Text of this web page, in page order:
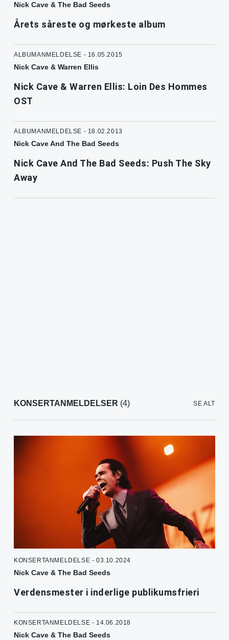
Nick Cave & The Bad Seeds
Årets såreste og mørkeste album
ALBUMANMELDELSE - 16.05.2015
Nick Cave & Warren Ellis
Nick Cave & Warren Ellis: Loin Des Hommes
OST
ALBUMANMELDELSE - 18.02.2013
Nick Cave And The Bad Seeds
Nick Cave And The Bad Seeds: Push The Sky
Away
KONSERTANMELDELSER (4) SE ALT
KONSERTANMELDELSE - 03.10.2024
Nick Cave & The Bad Seeds
Verdensmester i inderlige publikumsfrieri
KONSERTANMELDELSE - 14.06.2018
Nick Cave & The Bad Seeds